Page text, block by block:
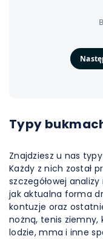
Typy
Znajdziesz u nas
Każdy z nich został
szczegółowej
jak aktualna forma
kontuzje oraz
nożną, tenis ziemny,
lodzie, mma i inne